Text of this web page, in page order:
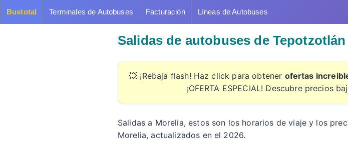
Bustotal Terminales de Autobuses Facturación Líneas de Autobuses
Salidas de autobuses de
💥 ¡Rebaja flash! Haz click para obtener ofertas
¡OFERTA ESPECIAL! Descubre precios
Salidas a Morelia, estos son los horarios de viaje y los
Morelia, actualizados en el 2026.